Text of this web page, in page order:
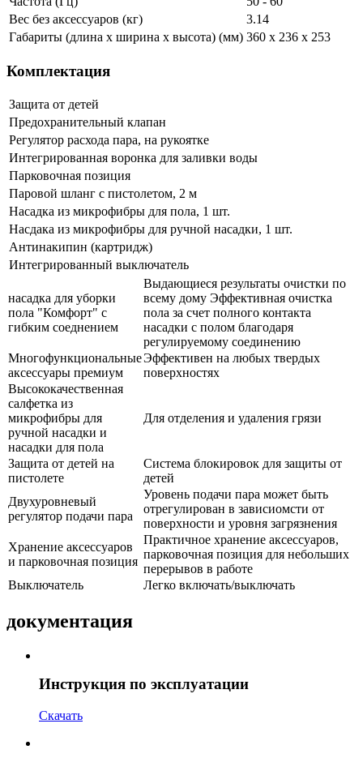
Вес без аксессуаров (кг)
3.14
Габариты (длина х ширина х высота) (мм) 360 x 236 x 253
Комплектация
Защита от детей
Предохранительный клапан
Регулятор расхода пара, на рукоятке
Интегрированная воронка для заливки воды
Парковочная позиция
Паровой шланг с пистолетом, 2 м
Насадка из микрофибры для пола, 1 шт.
Насдака из микрофибры для ручной насадки, 1 шт.
Антинакипин (картридж)
Интегрированный выключатель
насадка для уборки
пола "Комфорт" с
гибким соеднением
Выдающиеся результаты очистки по
всему дому Эффективная очистка
пола за счет полного контакта
насадки с полом благодаря
регулируемому соединению
Многофункциональные
аксессуары премиум
Эффективен на любых твердых
поверхностях
Высококачественная
салфетка из
микрофибры для
ручной насадки и
насадки для пола
Для отделения и удаления грязи
Защита от детей на
пистолете
Система блокировок для защиты от
детей
Двухуровневый
регулятор подачи пара
Уровень подачи пара может быть
отрегулирован в зависиомсти от
поверхности и уровня загрязнения
Хранение аксессуаров
и парковочная позиция
Практичное хранение аксессуаров,
парковочная позиция для небольших
перерывов в работе
Выключатель
Легко включать/выключать
документация
Инструкция по эксплуатации
Скачать